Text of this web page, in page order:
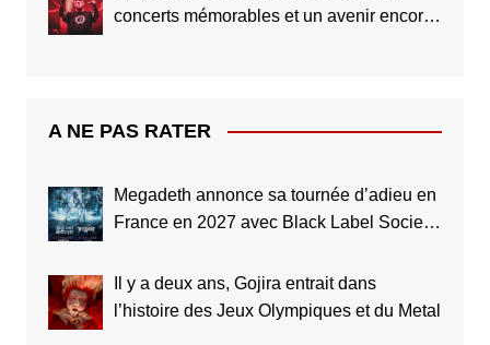
concerts mémorables et un avenir encore
A NE PAS RATER
Megadeth annonce sa tournée d’adieu en
France en 2027 avec Black Label Society
Il y a deux ans, Gojira entrait dans
l’histoire des Jeux Olympiques et du Metal